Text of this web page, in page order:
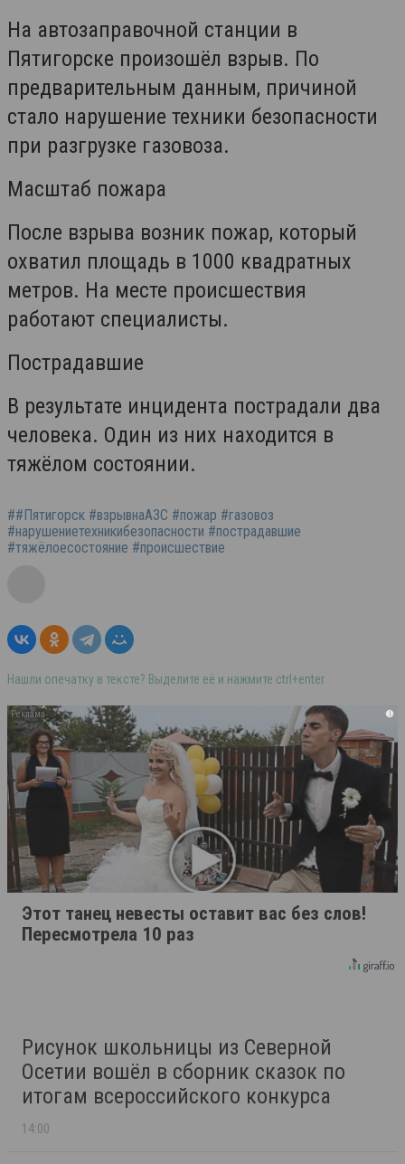
На автозаправочной станции в
Пятигорске произошёл взрыв. По
предварительным данным, причиной
стало нарушение техники безопасности
при разгрузке газовоза.
Масштаб пожара
После взрыва возник пожар, который
охватил площадь в 1000 квадратных
метров. На месте происшествия
работают специалисты.
Пострадавшие
В результате инцидента пострадали два
человека. Один из них находится в
тяжёлом состоянии.
##Пятигорск #взрывнаАЗС #пожар #газовоз
#нарушениетехникибезопасности #пострадавшие
#тяжёлоесостояние #происшествие
Нашли опечатку в тексте? Выделите её и нажмите ctrl+enter
i
Этот танец невесты оставит вас без слов!
Пересмотрела 10 раз
Рисунок школьницы из Северной
Осетии вошёл в сборник сказок по
итогам всероссийского конкурса
14:00